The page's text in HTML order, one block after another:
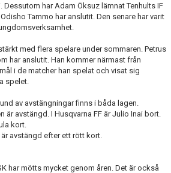
Dessutom har Adam Öksuz lämnat Tenhults IF
Tammo har anslutit. Den senare har varit
med flera spelare under sommaren. Petrus
har anslutit. Han kommer närmast från
i de matcher han spelat och visat sig
spelet.
av avstängningar finns i båda lagen.
är avstängd. I Husqvarna FF är Julio Inai bort.
kort.
avstängd efter ett rött kort.
har mötts mycket genom åren. Det är också